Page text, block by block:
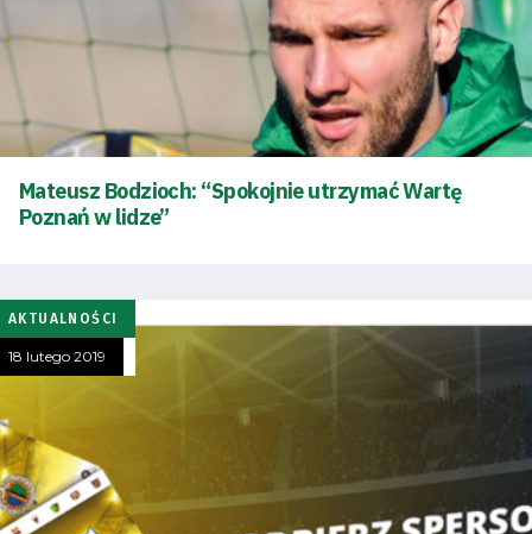
Tryb
oszczędności
energii
SEARCH
FOR:
Search Button
Klub
Tabela
Mateusz Bodzioch: “Spokojnie utrzymać Wartę
Poznań w lidze”
AKTUALNOŚCI
18 lutego 2019